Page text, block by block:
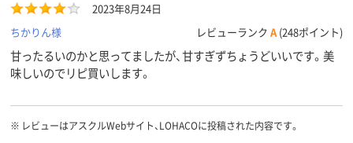
2023年8月24日
ちかりん様
レビューランク A (248ポイント)
甘ったるいのかと思ってましたが、甘すぎずちょうどいいです。美
味しいのでリピ買いします。
※ レビューはアスクルWebサイト、LOHACOに投稿された内容です。